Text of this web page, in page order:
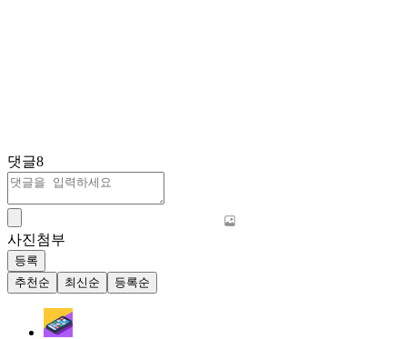
댓글8
사진첨부
등록
추천순
최신순 등록순